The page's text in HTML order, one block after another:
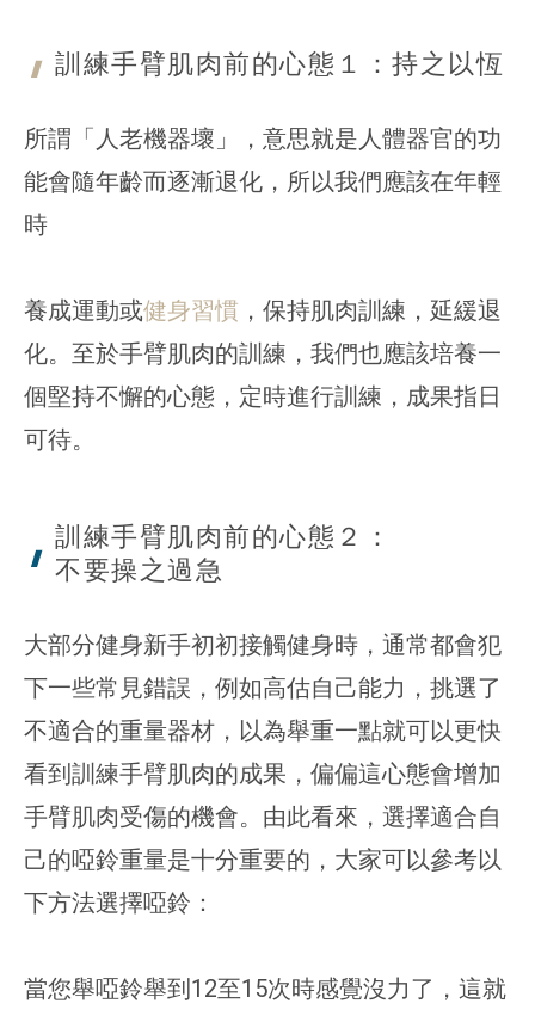
訓練手臂肌肉前的心態１：持之以恆
所謂「人老機器壞」，意思就是人體器官的功
能會隨年齡而逐漸退化，所以我們應該在年輕
時
養成運動或健身習慣 ，保持肌肉訓練，延緩退
化。至於手臂肌肉的訓練，我們也應該培養一
個堅持不懈的心態，定時進行訓練，成果指日
可待。
訓練手臂肌肉前的心態２：
不要操之過急
大部分健身新手初初接觸健身時，通常都會犯
下一些常見錯誤，例如高估自己能力，挑選了
不適合的重量器材，以為舉重一點就可以更快
看到訓練手臂肌肉的成果，偏偏這心態會增加
手臂肌肉受傷的機會。由此看來，選擇適合自
己的啞鈴重量是十分重要的，大家可以參考以
下方法選擇啞鈴：
當您舉啞鈴舉到12至15次時感覺沒力了，這就